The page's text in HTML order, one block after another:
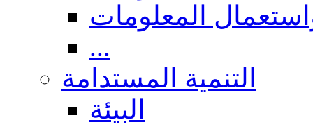
المعلومات
...
التنمية المستدامة
البيئة